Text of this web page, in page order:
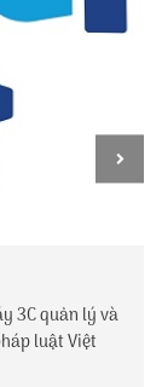
3C quản lý và
luật Việt